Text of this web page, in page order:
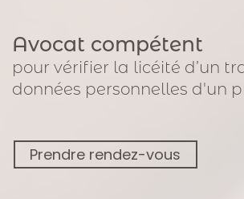
Avocat compétent
pour vérifier la licéité d’un
données personnelles d'un
Prendre rendez-vous